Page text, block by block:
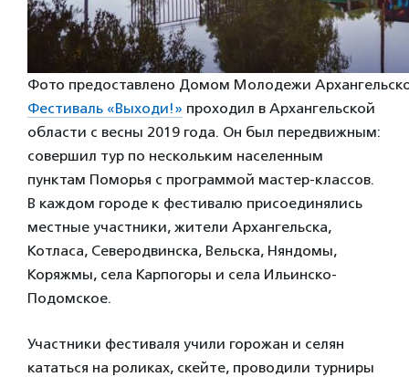
Фото предоставлено Домом Молодежи
Фестиваль «Выходи!» проходил в Архангельской
области с весны 2019 года. Он был передвижным:
совершил тур по нескольким населенным
пунктам Поморья с программой мастер-классов.
В каждом городе к фестивалю присоединялись
местные участники, жители Архангельска,
Котласа, Северодвинска, Вельска, Няндомы,
Коряжмы, села Карпогоры и села Ильинско-
Подомское.
Участники фестиваля учили горожан и селян
кататься на роликах, скейте, проводили турниры